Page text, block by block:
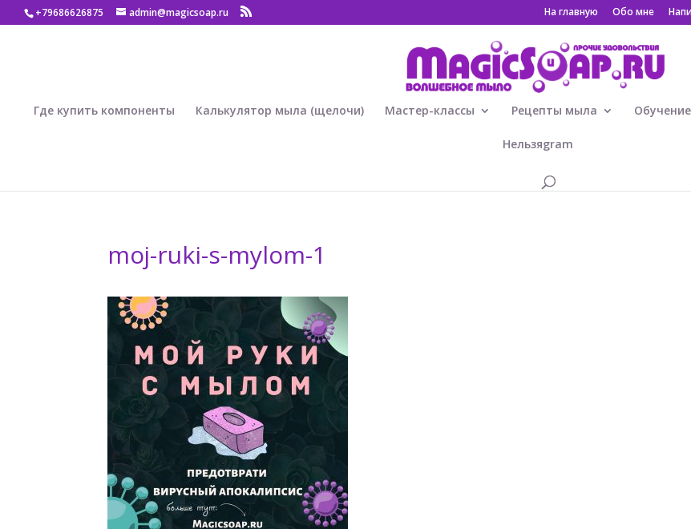
+79686626875 admin@magicsoap.ru На главную Обо мне
Где купить компоненты Калькулятор мыла (щелочи) Мастер-классы Рецепты мыла
Нельзяgram
moj-ruki-s-mylom-1